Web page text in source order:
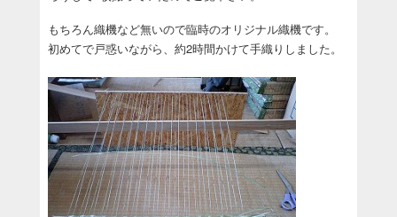
もちろん織機など無いので臨時のオリジナル織機です。
初めてで戸惑いながら、約2時間かけて手織りしました。